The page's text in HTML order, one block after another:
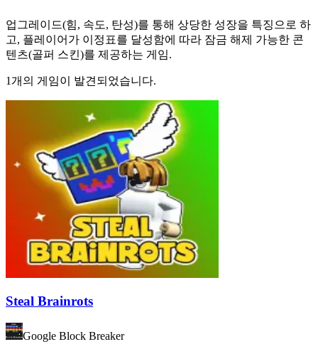
업그레이드(힘, 속도, 탄성)를 통해 상당한 성장을 특징으로 하
고, 플레이어가 이정표를 달성함에 따라 잠금 해제 가능한 콘
텐츠(골퍼 스킨)를 제공하는 게임.
1개의 게임이 발견되었습니다.
Steal Brainrots
Google Block Breaker